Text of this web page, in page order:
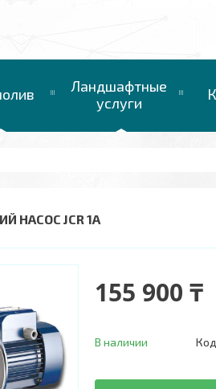
Ландшафтные
услуги
НАСОС JCR 1A
155 900 ₸
В наличии